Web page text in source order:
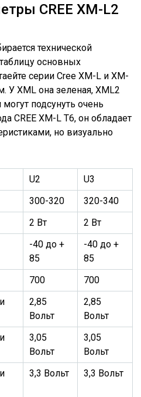
CREE XM-L2
технической
основных
серии Cree XM-L и XM-
У XML она зеленая, XML2
подсунуть очень
CREE XM-L T6, он обладает
но визуально
U2
U3
300-320
320-340
2 Вт
2 Вт
-40 до +
85
-40 до +
85
700
700
2,85
Вольт
2,85
Вольт
3,05
Вольт
3,05
Вольт
3,3 Вольт 3,3 Вольт